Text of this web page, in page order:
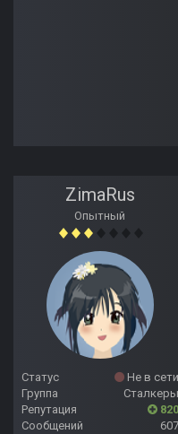
ZimaRus
Опытный
Статус
Не в сети
Группа
Сталкеры
Репутация
820
Сообщений
607